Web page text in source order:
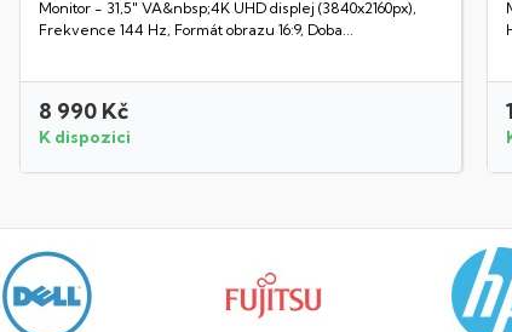
Rychlý náhled
Monitor - 31,5" VA&nbsp;4K UHD displej (3840x2160px),
Frekvence 144 Hz, Formát obrazu 16:9, Doba...
8 990 Kč
K dispozici